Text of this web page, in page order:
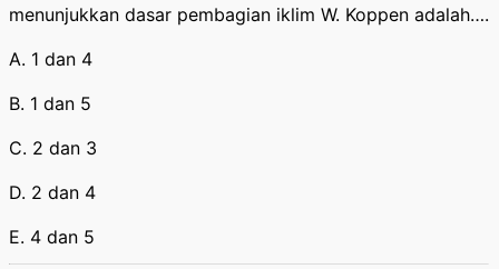
menunjukkan dasar pembagian iklim W. Koppen adalah….
A. 1 dan 4
B. 1 dan 5
C. 2 dan 3
D. 2 dan 4
E. 4 dan 5